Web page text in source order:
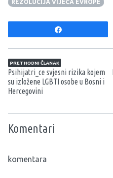
REZOLUCIJA VIJEĆA EVROPE
Navigacija članaka
PRETHODNI ČLANAK
Psihijatri_ce svjesni rizika kojem
su izložene LGBTI osobe u Bosni i
Hercegovini
Komentari
komentara